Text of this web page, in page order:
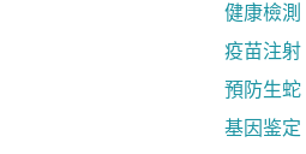
健康檢測
疫苗注射
預防生蛇
基因鉴定